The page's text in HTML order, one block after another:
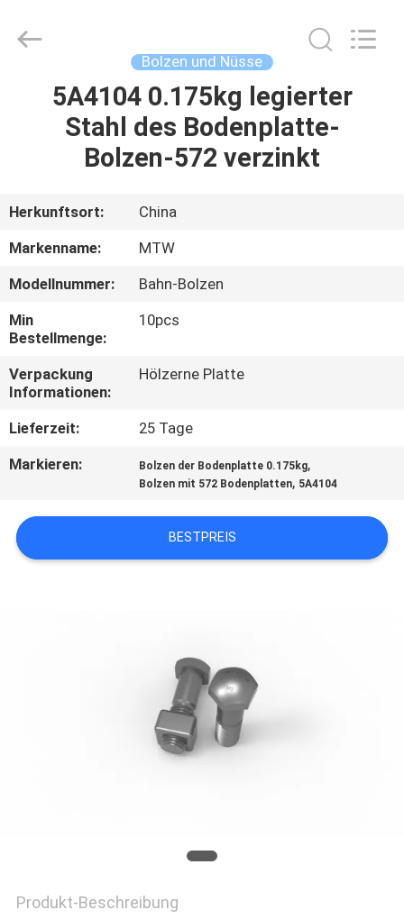
HAUS
PRODUKTE
VIDEOS
UNS
AUSFLUG
QUALITÄTSKONTROLLE
SIE
MIT
NACHRICHTEN
SITEMAP
PARTS
(SUZHOU)
Bolzen und Nüsse
5A4104 0.175kg legierter
Stahl des Bodenplatte-
Bolzen-572 verzinkt
Herkunftsort:
China
Markenname:
MTW
Modellnummer:
Bahn-Bolzen
Min
Bestellmenge:
10pcs
Verpackung
Informationen:
Hölzerne Platte
Lieferzeit:
25 Tage
Markieren:
Bolzen der Bodenplatte 0.175kg,
Bolzen mit 572 Bodenplatten, 5A4104
BESTPREIS
Produkt-Beschreibung